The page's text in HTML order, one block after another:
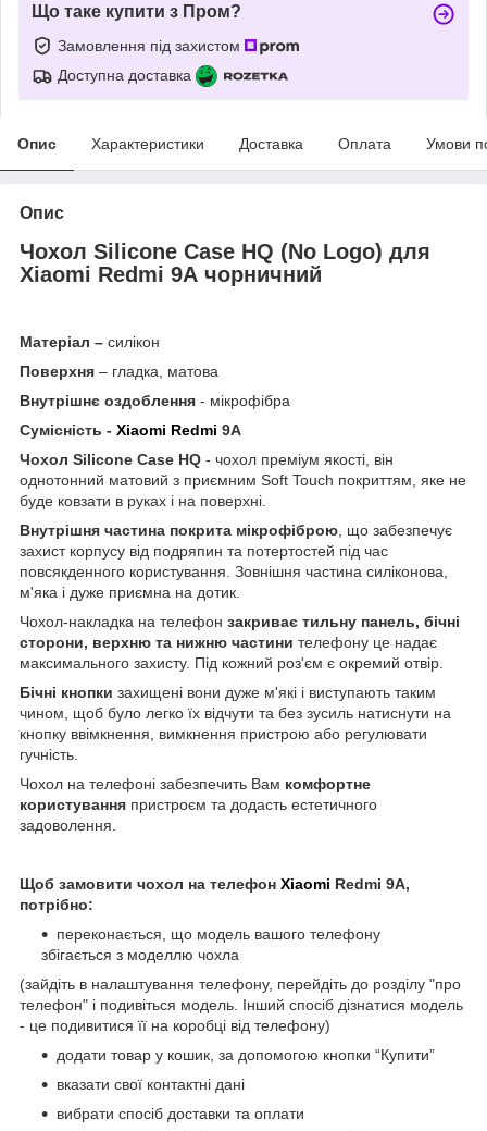
Що таке купити з Пром?
Замовлення під захистом
Доступна доставка
Опис Характеристики Доставка Оплата Умови
Опис
Чохол Silicone Case HQ (No Logo) для
Xiaomi Redmi 9А чорничний
Матеріал – силікон
Поверхня – гладка, матова
Внутрішнє оздоблення - мікрофібра
Сумісність - Xiaomi Redmi 9А
Чохол Silicone Case HQ - чохол преміум якості, він
однотонний матовий з приємним Soft Touch покриттям, яке не
буде ковзати в руках і на поверхні.
Внутрішня частина покрита мікрофіброю, що забезпечує
захист корпусу від подряпин та потертостей під час
повсякденного користування. Зовнішня частина силіконова,
м'яка і дуже приємна на дотик.
Чохол-накладка на телефон закриває тильну панель, бічні
сторони, верхню та нижню частини телефону це надає
максимального захисту. Під кожний роз'єм є окремий отвір.
Бічні кнопки захищені вони дуже м'які і виступають таким
чином, щоб було легко їх відчути та без зусиль натиснути на
кнопку ввімкнення, вимкнення пристрою або регулювати
гучність.
Чохол на телефоні забезпечить Вам комфортне
користування пристроєм та додасть естетичного
задоволення.
Щоб замовити чохол на телефон Xiaomi Redmi 9А,
потрібно:
переконається, що модель вашого телефону
збігається з моделлю чохла
(зайдіть в налаштування телефону, перейдіть до розділу "про
телефон" і подивіться модель. Інший спосіб дізнатися модель
- це подивитися її на коробці від телефону)
додати товар у кошик, за допомогою кнопки “Купити”
вказати свої контактні дані
вибрати спосіб доставки та оплати